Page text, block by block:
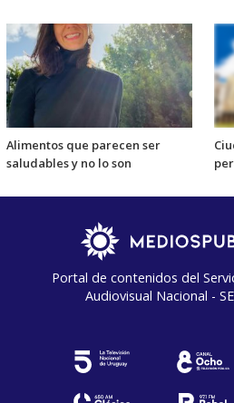
Alimentos que parecen ser
saludables y no lo son
Portal de contenidos del
Audiovisual Nacional -